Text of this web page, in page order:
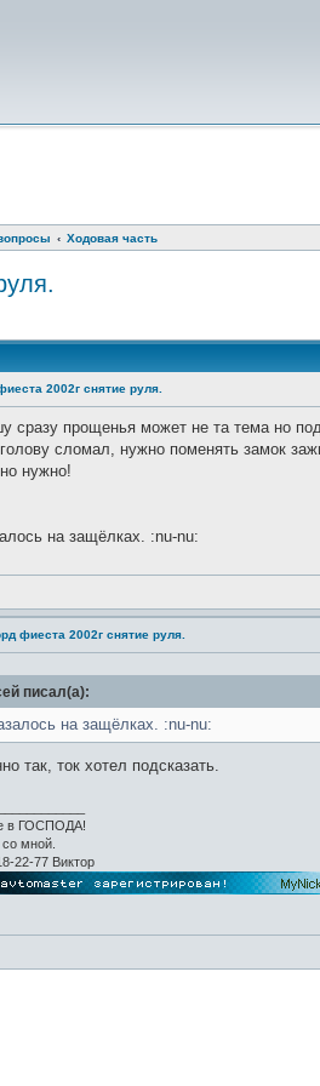
Ходовая часть
2002г снятие руля.
сразу прощенья может не та тема но
сломал, нужно поменять замок
нужно!
на защёлках. :nu-nu:
фиеста 2002г снятие руля.
писал(а):
на защёлках. :nu-nu:
так, ток хотел подсказать.
в ГОСПОДА!
мной.
22-77 Виктор